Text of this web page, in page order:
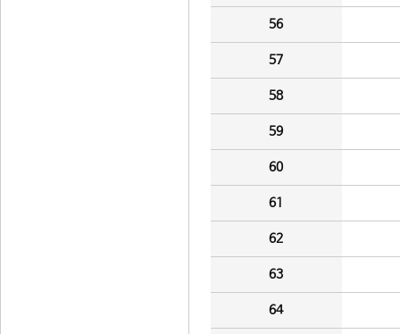
56
57
58
59
60
61
62
63
64